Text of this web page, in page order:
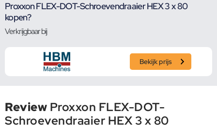
Proxxon FLEX-DOT-Schroevendraaier HEX 3 x 80
kopen?
Verkrijgbaar bij
Bekijk prijs
Review Proxxon FLEX-DOT-
Schroevendraaier HEX 3 x 80